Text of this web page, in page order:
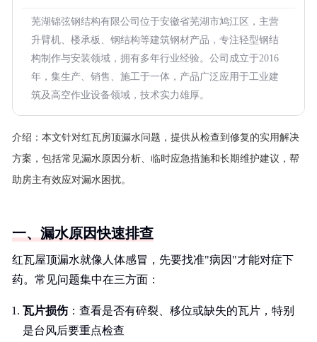
芜湖锦弦钢结构有限公司位于安徽省芜湖市鸠江区，主营
升臂机、楼承板、钢结构等建筑钢材产品，专注轻型钢结
构制作与安装领域，拥有多年行业经验。公司成立于2016
年，集生产、销售、施工于一体，产品广泛应用于工业建
筑及高空作业设备领域，技术实力雄厚。
介绍： 本文针对红瓦房顶漏水问题，提供从检查到修复的实用解决
方案，包括常见漏水原因分析、临时应急措施和长期维护建议，帮
助房主有效应对漏水困扰。
一、漏水原因快速排查
红瓦屋顶漏水就像人体感冒，先要找准"病因"才能对症下
药。常见问题集中在三方面：
瓦片损伤：查看是否有碎裂、移位或缺失的瓦片，特别
是台风后要重点检查